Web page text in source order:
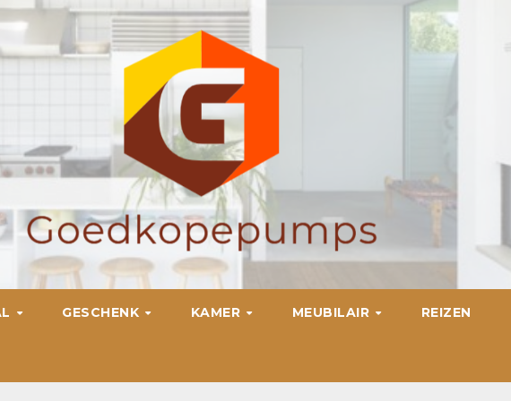
GESCHENK KAMER MEUBILAIR REIZEN